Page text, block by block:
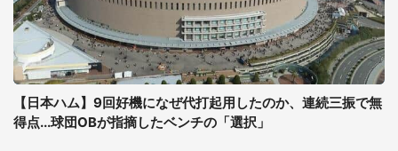
【日本ハム】9回好機になぜ代打起用したのか、連続三振で無
得点...球団OBが指摘したベンチの「選択」